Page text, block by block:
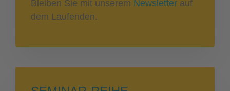
Bleiben Sie mit unserem Newsletter auf
dem Laufenden.